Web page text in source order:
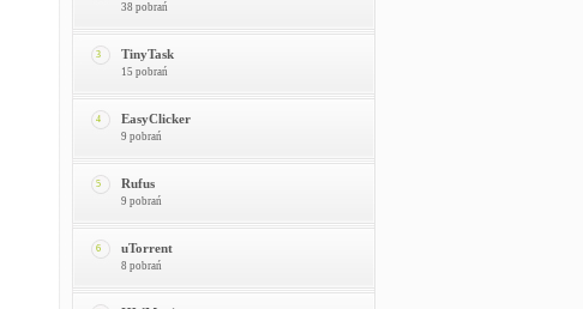
38 pobrań
3 TinyTask
15 pobrań
4 EasyClicker
9 pobrań
5 Rufus
9 pobrań
6 uTorrent
8 pobrań